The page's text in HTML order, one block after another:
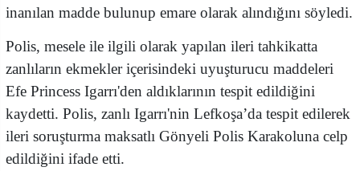
inanılan madde bulunup emare olarak alındığını söyledi.
Polis, mesele ile ilgili olarak yapılan ileri tahkikatta
zanlıların ekmekler içerisindeki uyuşturucu maddeleri
Efe Princess Igarrı'den aldıklarının tespit edildiğini
kaydetti. Polis, zanlı Igarrı'nin Lefkoşa’da tespit edilerek
ileri soruşturma maksatlı Gönyeli Polis Karakoluna celp
edildiğini ifade etti.